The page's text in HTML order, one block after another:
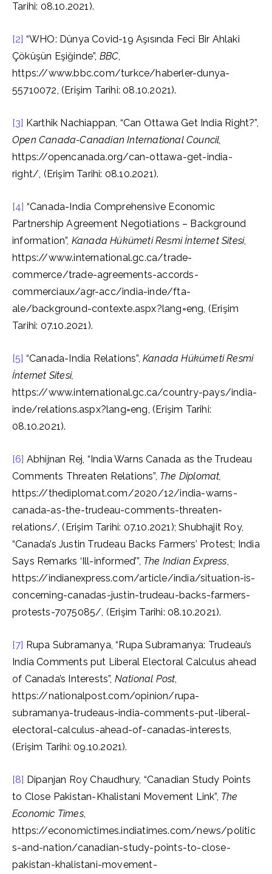
Tarihi: 08.10.2021).
[2] “WHO: Dünya Covid-19 Aşısında Feci Bir Ahlaki
Çöküşün Eşiğinde”, BBC,
https://www.bbc.com/turkce/haberler-dunya-
55710072, (Erişim Tarihi: 08.10.2021).
[3] Karthik Nachiappan, “Can Ottawa Get India Right?”,
Open Canada-Canadian International Council,
https://opencanada.org/can-ottawa-get-india-
right/, (Erişim Tarihi: 08.10.2021).
[4] “Canada-India Comprehensive Economic
Partnership Agreement Negotiations – Background
information”, Kanada Hükümeti Resmi İnternet Sitesi,
https://www.international.gc.ca/trade-
commerce/trade-agreements-accords-
commerciaux/agr-acc/india-inde/fta-
ale/background-contexte.aspx?lang=eng, (Erişim
Tarihi: 07.10.2021).
[5] “Canada-India Relations”,Kanada Hükümeti Resmi
İnternet Sitesi,
https://www.international.gc.ca/country-pays/india-
inde/relations.aspx?lang=eng, (Erişim Tarihi:
08.10.2021).
[6] Abhijnan Rej, “India Warns Canada as the Trudeau
Comments Threaten Relations”, The Diplomat,
https://thediplomat.com/2020/12/india-warns-
canada-as-the-trudeau-comments-threaten-
relations/, (Erişim Tarihi: 07.10.2021); Shubhajit Roy,
“Canada’s Justin Trudeau Backs Farmers’ Protest; India
Says Remarks ‘Ill-informed’”, The Indian Express,
https://indianexpress.com/article/india/situation-is-
concerning-canadas-justin-trudeau-backs-farmers-
protests-7075085/, (Erişim Tarihi: 08.10.2021).
[7] Rupa Subramanya, “Rupa Subramanya: Trudeau’s
India Comments put Liberal Electoral Calculus ahead
of Canada’s Interests”, National Post,
https://nationalpost.com/opinion/rupa-
subramanya-trudeaus-india-comments-put-liberal-
electoral-calculus-ahead-of-canadas-interests,
(Erişim Tarihi: 09.10.2021).
[8] Dipanjan Roy Chaudhury, “Canadian Study Points
to Close Pakistan-Khalistani Movement Link”, The
Economic Times,
https://economictimes.indiatimes.com/news/politic
s-and-nation/canadian-study-points-to-close-
pakistan-khalistani-movement-